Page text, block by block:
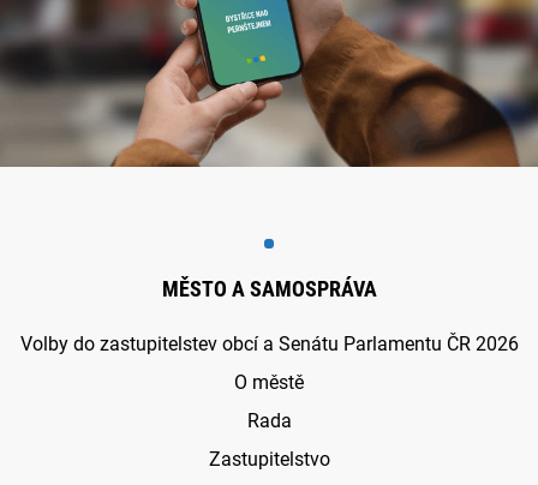
MĚSTO A SAMOSPRÁVA
Volby do zastupitelstev obcí a Senátu Parlamentu ČR 2026
O městě
Rada
Zastupitelstvo